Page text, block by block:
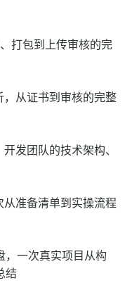
打包到上传审核的完
从证书到审核的完整
发团队的技术架构、
准备清单到实操流程
，一次真实项目从构
结